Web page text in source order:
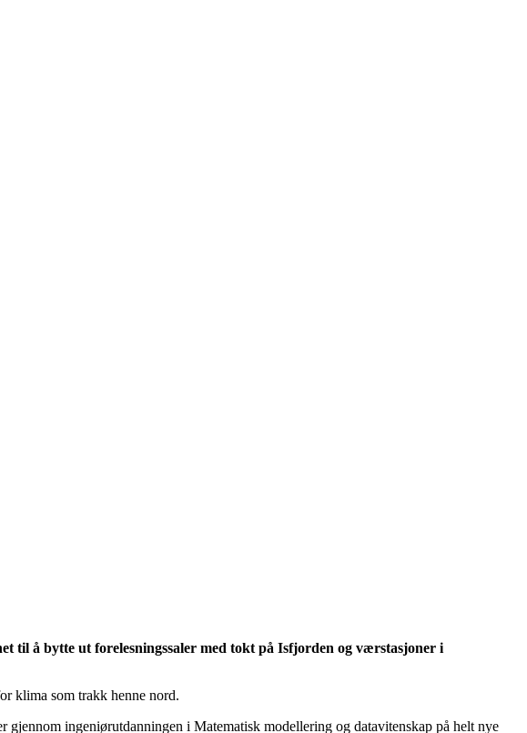
til å bytte ut forelesningssaler med tokt på Isfjorden og værstasjoner i
klima som trakk henne nord.
ingeniørutdanningen i Matematisk modellering og datavitenskap på helt nye